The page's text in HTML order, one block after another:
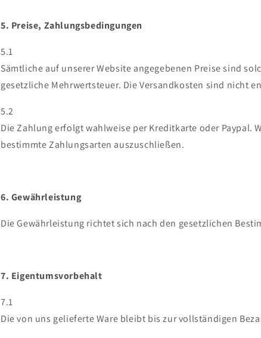
5. Preise, Zahlungsbedingungen
5.1
Sämtliche auf unserer Website angegebenen Preise sind
gesetzliche Mehrwertsteuer. Die Versandkosten sind nicht
5.2
Die Zahlung erfolgt wahlweise per Kreditkarte oder Paypal.
bestimmte Zahlungsarten auszuschließen.
6. Gewährleistung
Die Gewährleistung richtet sich nach den gesetzlichen
7. Eigentumsvorbehalt
7.1
Die von uns gelieferte Ware bleibt bis zur vollständigen